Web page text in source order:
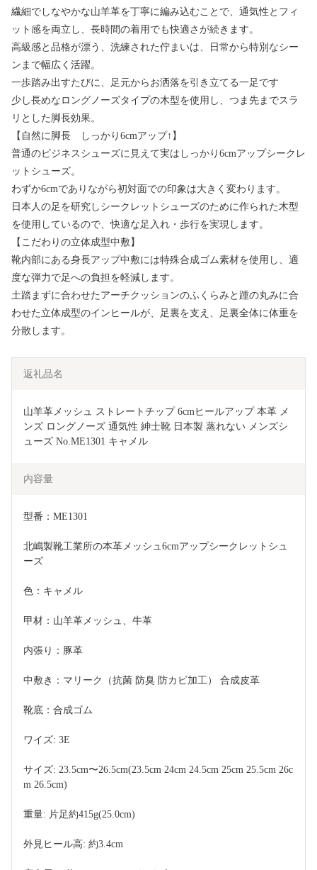
繊細でしなやかな山羊革を丁寧に編み込むことで、通気性とフィ
ット感を両立し、長時間の着用でも快適さが続きます。
高級感と品格が漂う、洗練された佇まいは、日常から特別なシー
ンまで幅広く活躍。
一歩踏み出すたびに、足元からお洒落を引き立てる一足です
少し長めなロングノーズタイプの木型を使用し、つま先までスラ
リとした脚長効果。
【自然に脚長 しっかり6cmアップ↑】
普通のビジネスシューズに見えて実はしっかり6cmアップシークレ
ットシューズ。
わずか6cmでありながら初対面での印象は大きく変わります。
日本人の足を研究しシークレットシューズのために作られた木型
を使用しているので、快適な足入れ・歩行を実現します。
【こだわりの立体成型中敷】
靴内部にある身長アップ中敷には特殊合成ゴム素材を使用し、適
度な弾力で足への負担を軽減します。
土踏まずに合わせたアーチクッションのふくらみと踵の丸みに合
わせた立体成型のインヒールが、足裏を支え、足裏全体に体重を
分散します。
返礼品名
山羊革メッシュ ストレートチップ 6cmヒールアップ 本革 メ
ンズ ロングノーズ 通気性 紳士靴 日本製 蒸れない メンズシ
ューズ No.ME1301 キャメル
内容量
型番：ME1301
北嶋製靴工業所の本革メッシュ6cmアップシークレットシュ
ーズ
色：キャメル
甲材：山羊革メッシュ、牛革
内張り：豚革
中敷き：マリーク（抗菌 防臭 防カビ加工） 合成皮革
靴底：合成ゴム
ワイズ: 3E
サイズ: 23.5cm〜26.5cm(23.5cm 24cm 24.5cm 25cm 25.5cm 26c
m 26.5cm)
重量: 片足約415g(25.0cm)
外見ヒール高: 約3.4cm